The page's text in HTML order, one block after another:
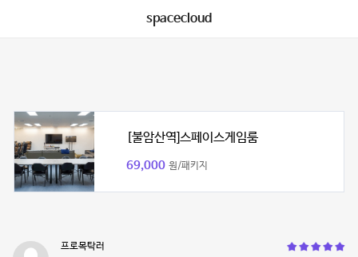
spacecloud
[불암산역]스페이스게임룸
69,000 원/패키지
프로목탁러